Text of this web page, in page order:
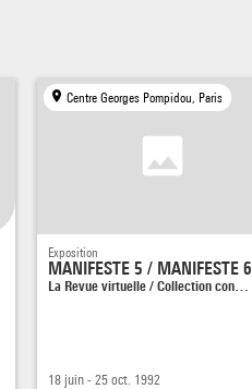
Centre Georges Pompidou, Paris
Exposition
MANIFESTE 5 / MANIFESTE 6
La Revue virtuelle / Collection con…
18 juin - 25 oct. 1992